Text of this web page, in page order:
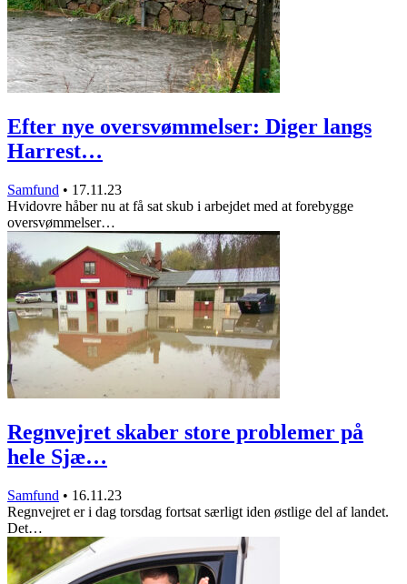
Efter nye oversvømmelser: Diger langs
Harrest…
Samfund • 17.11.23
Hvidovre håber nu at få sat skub i arbejdet med at forebygge
oversvømmelser…
Regnvejret skaber store problemer på
hele Sjæ…
Samfund • 16.11.23
Regnvejret er i dag torsdag fortsat særligt iden østlige del af landet.
Det…